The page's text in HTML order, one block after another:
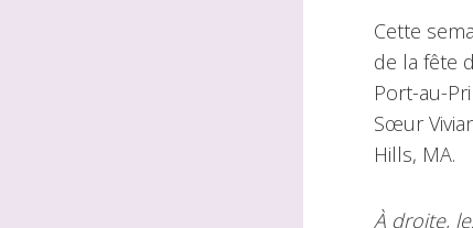
Cette
de la fête
Port-au-
Sœur
Hills, MA.
À droite,